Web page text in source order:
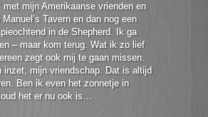
met mijn Amerikaanse vrienden en
Tavern en dan nog een
in de Shepherd. Ik ga
– maar kom terug. Wat ik zo lief
zegt ook mij te gaan missen.
inzet, mijn vriendschap. Dat is altijd
Ben ik even het zonnetje in
het er nu ook is…